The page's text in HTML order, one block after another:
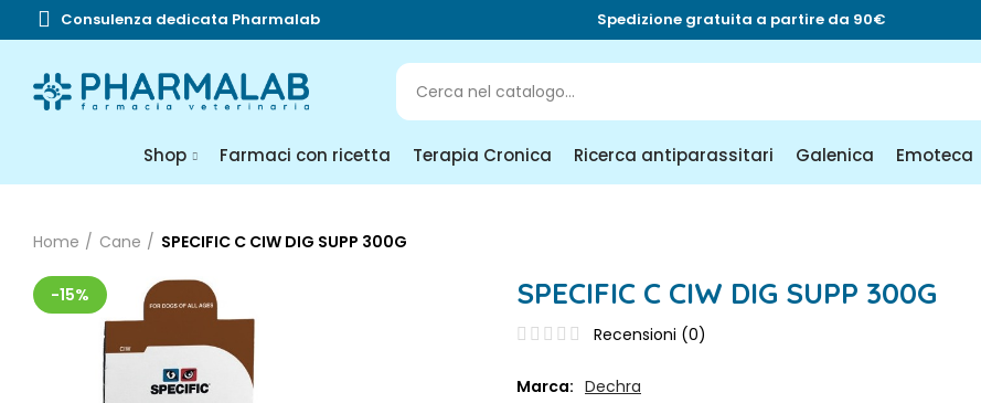
Consulenza dedicata Pharmalab Spedizione gratuita a partire da 90€
Shop Farmaci con ricetta Terapia Cronica Ricerca antiparassitari Galenica Emoteca
Home Cane SPECIFIC C CIW DIG SUPP 300G
-15% SPECIFIC C CIW DIG SUPP 300G
Recensioni (0)
Marca: Dechra